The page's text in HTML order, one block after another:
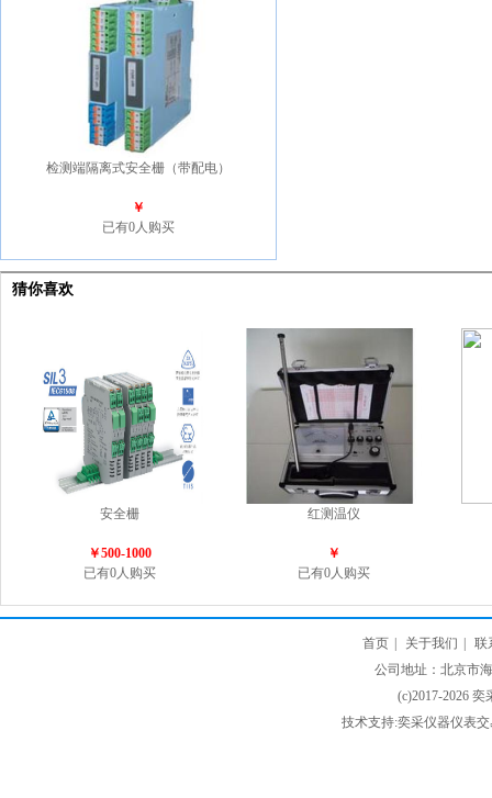
检测端隔离式安全栅（带配电）
￥
已有0人购买
猜你喜欢
安全栅
￥500-1000
已有0人购买
红测温仪
￥
已有0人购买
首页 关于我们
联
公司地址：北京市
(c)2017-2026
技术支持:奕采仪器仪表